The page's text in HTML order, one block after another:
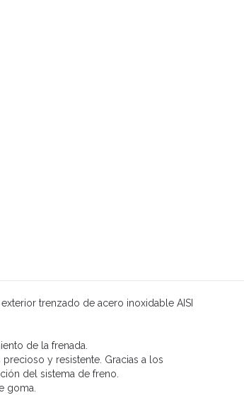
trenzado de acero inoxidable AISI
de la frenada.
y resistente. Gracias a los
del sistema de freno.
goma.